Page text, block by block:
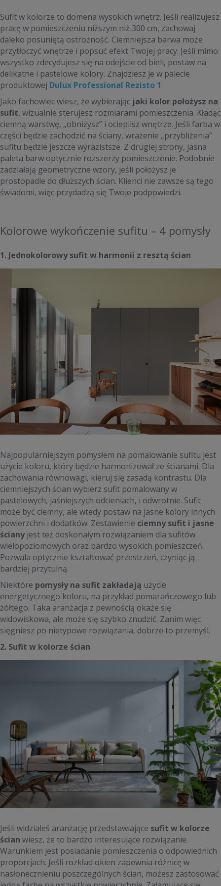
Sufit w kolorze to domena wysokich wnętrz. Jeśli realizujesz
pracę w pomieszczeniu niższym niż 300 cm, zachowaj
daleko posuniętą ostrożność. Ciemniejsza barwa może
przytłoczyć wnętrze i popsuć efekt Twojej pracy. Jeśli mimo
wszystko zdecydujesz się na odejście od bieli, postaw na
delikatne i pastelowe kolory. Znajdziesz je w palecie
produktowej Dulux Professional Rezisto 1
Jako fachowiec wiesz, że wybierając jaki kolor położysz na
sufit, wizualnie sterujesz rozmiarami pomieszczenia. Kładąc
ciemną warstwę, „obniżysz” i ocieplisz wnętrze. Jeśli farba w
części będzie zachodzić na ściany, wrażenie „przybliżenia”
sufitu będzie jeszcze wyrazistsze. Z drugiej strony, jasna
paleta barw optycznie rozszerzy pomieszczenie. Podobnie
zadziałają geometryczne wzory, jeśli położysz je
prostopadle do dłuższych ścian. Klienci nie zawsze są tego
świadomi, więc przydadzą się Twoje podpowiedzi.
Kolorowe wykończenie sufitu – 4 pomysły
1. Jednokolorowy sufit w harmonii z resztą ścian
Najpopularniejszym pomysłem na pomalowanie sufitu jest
użycie koloru, który będzie harmonizował ze ścianami. Dla
zachowania równowagi, kieruj się zasadą kontrastu. Dla
ciemniejszych ścian wybierz sufit pomalowany w
pastelowych, jaśniejszych odcieniach, i odwrotnie. Sufit
może być ciemny, ale wtedy postaw na jasne kolory innych
powierzchni i dodatków. Zestawienie ciemny sufit i jasne
ścianyjest też doskonałym rozwiązaniem dla sufitów
wielopoziomowych oraz bardzo wysokich pomieszczeń.
Pozwala optycznie kształtować przestrzeń, czyniąc ją
bardziej przytulną.
Niektóre pomysły na sufit zakładają użycie
energetycznego koloru, na przykład pomarańczowego lub
żółtego. Taka aranżacja z pewnością okaże się
widowiskowa, ale może się szybko znudzić. Zanim więc
sięgniesz po nietypowe rozwiązania, dobrze to przemyśl.
2. Sufit w kolorze ścian
Jeśli widziałeś aranżację przedstawiające sufit w kolorze
ścian wiesz, że to bardzo interesujące rozwiązanie.
Warunkiem jest posiadanie pomieszczenia o odpowiednich
proporcjach. Jeśli rozkład okien zapewnia różnicę w
nasłonecznieniu poszczególnych ścian, możesz zastosować